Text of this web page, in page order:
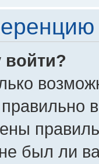
войти?
был ли